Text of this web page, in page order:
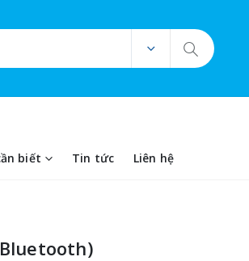
biết Tin tức Liên hệ